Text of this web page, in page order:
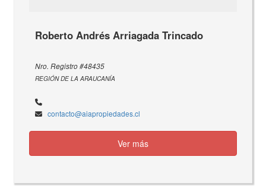
Roberto Andrés Arriagada Trincado
Nro. Registro #48435
REGIÓN DE LA ARAUCANÍA
contacto@aiapropiedades.cl
Ver más